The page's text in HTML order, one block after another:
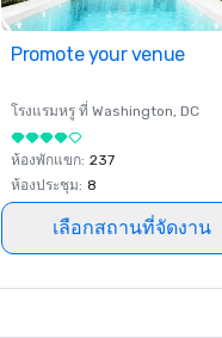
Promote your venue
โรงแรมหรู ที่ Washington, DC
ห้องพักแขก: 237
ห้องประชุม: 8
เลือกสถานที่จัดงาน